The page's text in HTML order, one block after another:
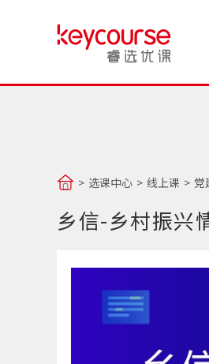
选课中心 线上课 党
乡信-乡村振兴